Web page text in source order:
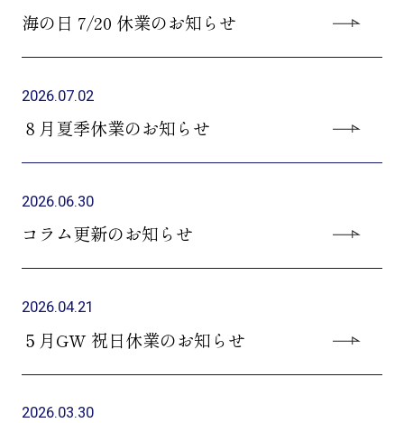
海の日 7/20 休業のお知らせ
2026.07.02
８月夏季休業のお知らせ
2026.06.30
コラム更新のお知らせ
2026.04.21
５月GW 祝日休業のお知らせ
2026.03.30